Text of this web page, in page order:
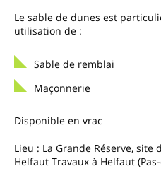
Le sable de dunes est
utilisation de :
Sable de remblai
Maçonnerie
Disponible en vrac
Lieu : La Grande Réserve, site
Helfaut Travaux à Helfaut